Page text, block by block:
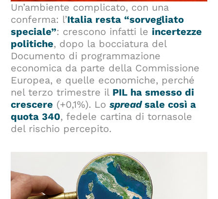
Un’ambiente complicato, con una
conferma: l’Italia resta “sorvegliato
speciale”: crescono infatti le incertezze
politiche, dopo la bocciatura del
Documento di programmazione
economica da parte della Commissione
Europea, e quelle economiche, perché
nel terzo trimestre il PIL ha smesso di
crescere (+0,1%). Lospreadsale così a
quota 340, fedele cartina di tornasole
del rischio percepito.